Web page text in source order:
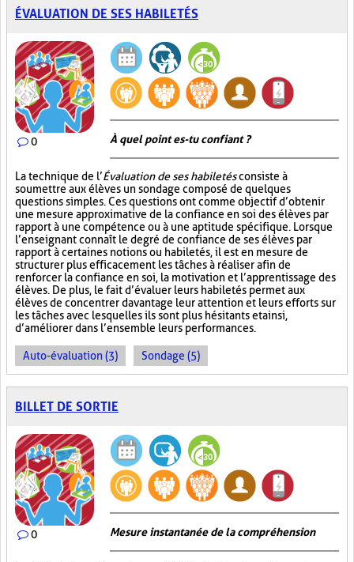
ÉVALUATION DE SES HABILETÉS
0 À quel point es-tu confiant ?
La technique de l’Évaluation de ses habiletésconsiste à
soumettre aux élèves un sondage composé de quelques
questions simples. Ces questions ont comme objectif d’obtenir
une mesure approximative de la confiance en soi des élèves par
rapport à une compétence ou à une aptitude spécifique. Lorsque
l’enseignant connaît le degré de confiance de ses élèves par
rapport à certaines notions ou habiletés, il est en mesure de
structurer plus efficacement les tâches à réaliser afin de
renforcer la confiance en soi, la motivation et l’apprentissage des
élèves. De plus, le fait d’évaluer leurs habiletés permet aux
élèves de concentrer davantage leur attention et leurs efforts sur
les tâches avec lesquelles ils sont plus hésitants et ainsi,
d’améliorer dans l’ensemble leurs performances.
Auto-évaluation (3) Sondage (5)
BILLET DE SORTIE
0 Mesure instantanée de la compréhension